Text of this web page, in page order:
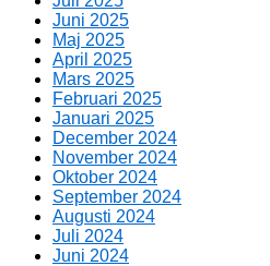
Juni 2025
Maj 2025
April 2025
Mars 2025
Februari 2025
Januari 2025
December 2024
November 2024
Oktober 2024
September 2024
Augusti 2024
Juli 2024
Juni 2024